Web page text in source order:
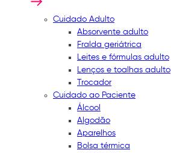
Cuidado Adulto
Absorvente adulto
Fralda geriátrica
Leites e fórmulas adulto
Lenços e toalhas adulto
Trocador
Cuidado ao Paciente
Álcool
Algodão
Aparelhos
Bolsa térmica